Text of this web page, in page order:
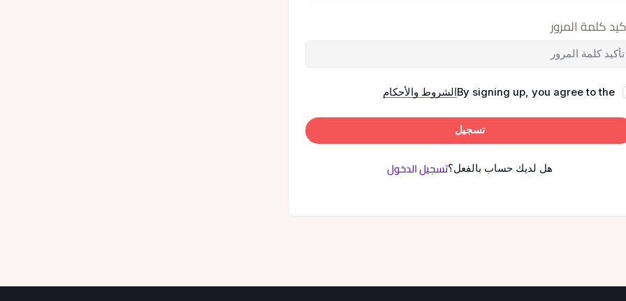
كلمة المرور
By signing up, you agree to theالشروط والأحكام
تسجيل
هل لديك حساب بالفعل؟تسجيل الدخول